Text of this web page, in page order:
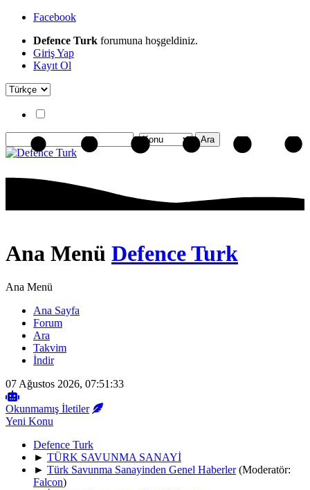
Facebook
Defence Turk forumuna hoşgeldiniz.
Giriş Yap
Kayıt Ol
Ana Menü Defence Turk
Ana Menü
Ana Sayfa
Forum
Ara
Takvim
İndir
07 Ağustos 2026, 07:51:33
Okunmamış İletiler
Yeni Konu
Defence Turk
► TÜRK SAVUNMA SANAYİ
► Türk Savunma Sanayinden Genel Haberler (Moderatör:
Falcon)